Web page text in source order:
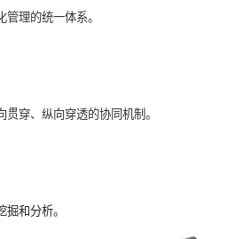
理的统一体系。
穿、纵向穿透的协同机制。
和分析。